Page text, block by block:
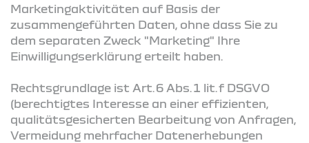
Marketingaktivitäten auf Basis der
zusammengeführten Daten, ohne dass Sie zu
dem separaten Zweck "Marketing" Ihre
Einwilligungserklärung erteilt haben.
Rechtsgrundlage ist Art. 6 Abs. 1 lit. f DSGVO
(berechtigtes Interesse an einer effizienten,
qualitätsgesicherten Bearbeitung von Anfragen,
Vermeidung mehrfacher Datenerhebungen